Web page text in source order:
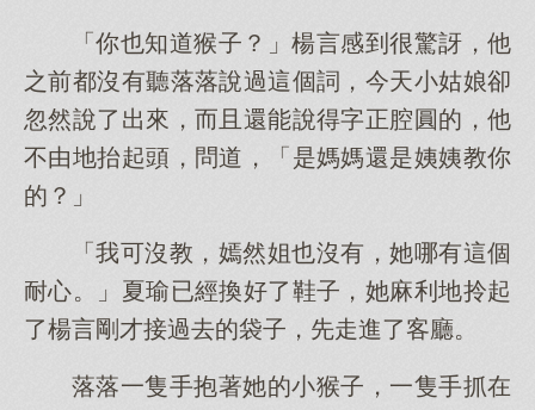
「你也知道猴子？」楊言感到很驚訝，他
之前都沒有聽落落說過這個詞，今天小姑娘卻
忽然說了出來，而且還能說得字正腔圓的，他
不由地抬起頭，問道，「是媽媽還是姨姨教你
的？」
「我可沒教，嫣然姐也沒有，她哪有這個
耐心。」夏瑜已經換好了鞋子，她麻利地拎起
了楊言剛才接過去的袋子，先走進了客廳。
落落一隻手抱著她的小猴子，一隻手抓在